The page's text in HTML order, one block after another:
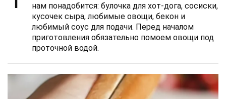
нам понадобится: булочка для хот-дога, сосиски,
кусочек сыра, любимые овощи, бекон и
любимый соус для подачи. Перед началом
приготовления обязательно помоем овощи под
проточной водой.